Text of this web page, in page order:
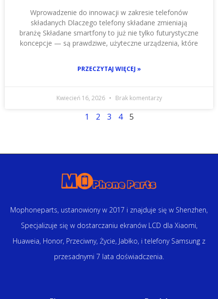
Wprowadzenie do innowacji w zakresie telefonów
składanych Dlaczego telefony składane zmieniają
branżę Składane smartfony to już nie tylko futurystyczne
koncepcje — są prawdziwe, użyteczne urządzenia, które
PRZECZYTAJ WIĘCEJ »
Kwiecień 16, 2026 Brak komentarzy
1 2 3 4 5
Mophoneparts, ustanowiony w 2017 i znajduje się w Shenzhen,
Specjalizuje się w dostarczaniu ekranów LCD dla Xiaomi,
Huaweia, Honor, Przeciwny, Życie, Jabłko, i telefony Samsung z
przesadnymi 7 lata doświadczenia.